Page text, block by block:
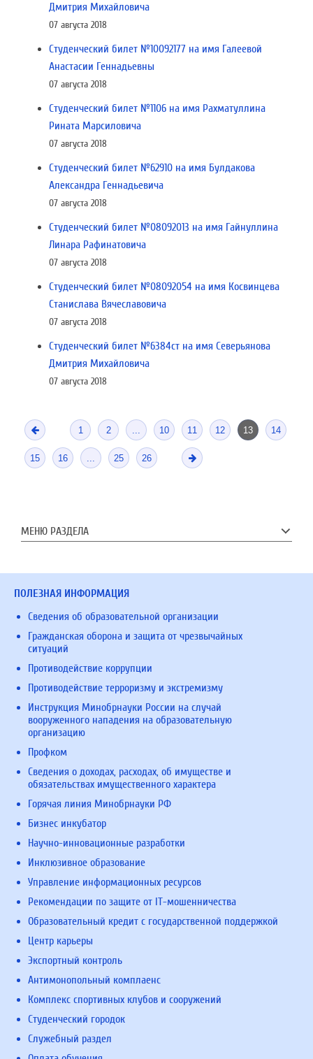
Дмитрия Михайловича
07 августа 2018
Студенческий билет №10092177 на имя Галеевой
Анастасии Геннадьевны
07 августа 2018
Студенческий билет №1106 на имя Рахматуллина
Рината Марсиловича
07 августа 2018
Студенческий билет №62910 на имя Булдакова
Александра Геннадьевича
07 августа 2018
Студенческий билет №08092013 на имя Гайнуллина
Линара Рафинатовича
07 августа 2018
Студенческий билет №08092054 на имя Косвинцева
Станислава Вячеславовича
07 августа 2018
Студенческий билет №6384ст на имя Северьянова
Дмитрия Михайловича
07 августа 2018
1 2 10 11 12 13 14
15 16 25 26
МЕНЮ РАЗДЕЛА
ПОЛЕЗНАЯ ИНФОРМАЦИЯ
Сведения об образовательной организации
Гражданская оборона и защита от чрезвычайных
ситуаций
Противодействие коррупции
Противодействие терроризму и экстремизму
Инструкция Минобрнауки России на случай
вооруженного нападения на образовательную
организацию
Профком
Сведения о доходах, расходах, об имуществе и
обязательствах имущественного характера
Горячая линия Минобрнауки РФ
Бизнес инкубатор
Научно-инновационные разработки
Инклюзивное образование
Управление информационных ресурсов
Рекомендации по защите от IT-мошенничества
Образовательный кредит с государственной поддержкой
Центр карьеры
Экспортный контроль
Антимонопольный комплаенс
Комплекс спортивных клубов и сооружений
Студенческий городок
Служебный раздел